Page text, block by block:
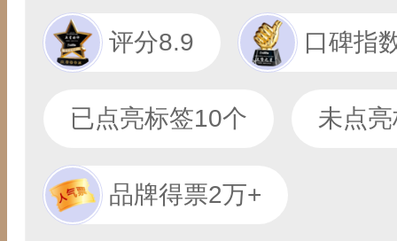
评分8.9 口碑指
已点亮标签10个 未点
品牌得票2万+